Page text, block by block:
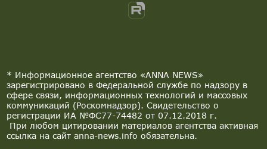
* Информационное агентство «ANNA NEWS»
зарегистрировано в Федеральной службе по надзору в
сфере связи, информационных технологий и массовых
коммуникаций (Роскомнадзор). Свидетельство о
регистрации ИА №ФС77-74482 от 07.12.2018 г.
При любом цитировании материалов агентства активная
ссылка на сайт anna-news.info обязательна.